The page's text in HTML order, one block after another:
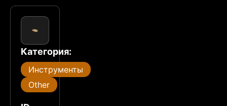
Категория:
Инструменты
Other